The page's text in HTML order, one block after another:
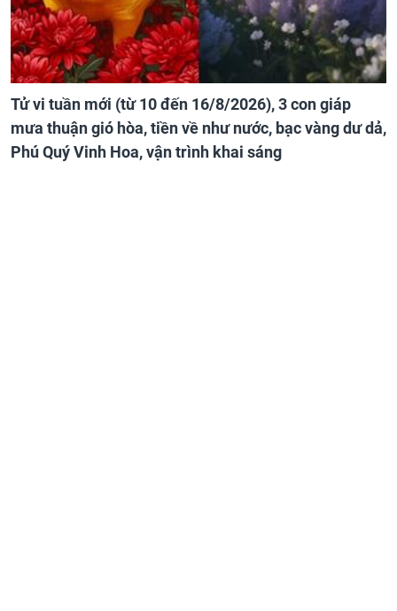
Tử vi tuần mới (từ 10 đến 16/8/2026), 3 con giáp
mưa thuận gió hòa, tiền về như nước, bạc vàng dư dả,
Phú Quý Vinh Hoa, vận trình khai sáng